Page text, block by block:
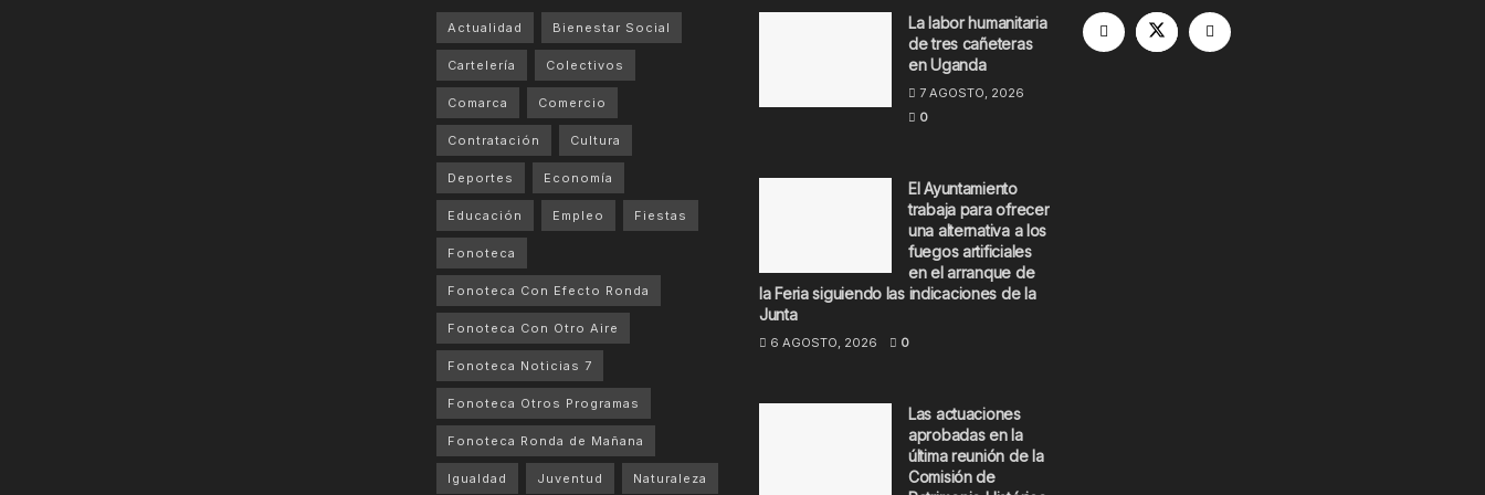
Actualidad Bienestar Social
Cartelería Colectivos
Comarca Comercio
Contratación Cultura
Deportes Economía
Educación Empleo Fiestas
Fonoteca
Fonoteca Con Efecto Ronda
Fonoteca Con Otro Aire
Fonoteca Noticias 7
Fonoteca Otros Programas
Fonoteca Ronda de Mañana
Igualdad Juventud Naturaleza
La labor humanitaria
de tres cañeteras
en Uganda
7 AGOSTO, 2026
0
El Ayuntamiento
trabaja para ofrecer
una alternativa a los
fuegos artificiales
en el arranque de
la Feria siguiendo las indicaciones de la
Junta
6 AGOSTO, 2026 0
Las actuaciones
aprobadas en la
última reunión de la
Comisión de